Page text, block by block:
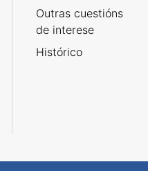
Outras cuestións
de interese
Histórico